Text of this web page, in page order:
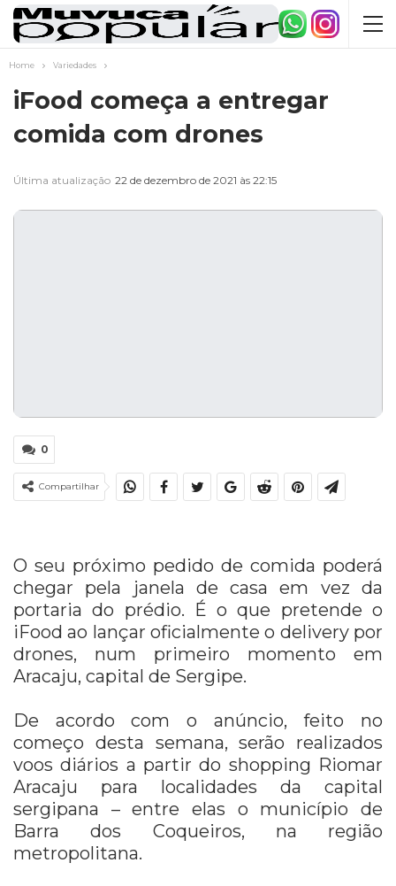
Home Variedades
iFood começa a entregar
comida com drones
Última atualização 22 de dezembro de 2021 às 22:15
0
Compartilhar
O seu próximo pedido de comida poderá
chegar pela janela de casa em vez da
portaria do prédio. É o que pretende o
iFood ao lançar oficialmente o delivery por
drones, num primeiro momento em
Aracaju, capital de Sergipe.
De acordo com o anúncio, feito no
começo desta semana, serão realizados
voos diários a partir do shopping Riomar
Aracaju para localidades da capital
sergipana – entre elas o município de
Barra dos Coqueiros, na região
metropolitana.